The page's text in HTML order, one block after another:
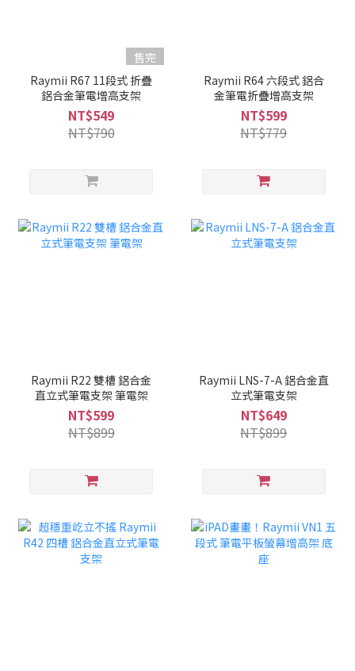
售完
Raymii R67 11段式 折疊
鋁合金筆電增高支架
NT$549
NT$790
Raymii R64 六段式 鋁合
金筆電折疊增高支架
NT$599
NT$779
Raymii R22 雙槽 鋁合金
直立式筆電支架 筆電架
NT$599
NT$899
Raymii LNS-7-A 鋁合金直
立式筆電支架
NT$649
NT$899